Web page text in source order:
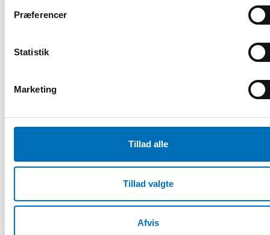
Præferencer
Statistik
Marketing
Tillad alle
Tillad valgte
Afvis
fram, går det fint att hoppa på buss 67 vid Solna station
(se instruktioner för buss ovan).
Behöver du använda taxi i Stockholm, är följande taxibolag
Taxi Kurir, +46 (0)8 30 00 00
Program och deltagarlista
genom att klicka på program-ikonen.
Deltagarlista sänds ut till alla anmälda närmare